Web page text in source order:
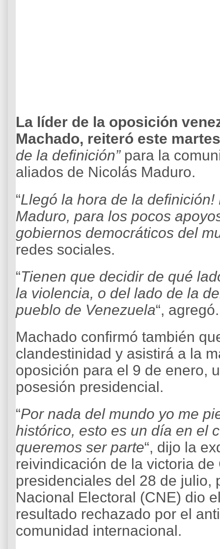
La líder de la oposición
Machado, reiteró este
de la definición”para la
aliados de Nicolás Maduro.
“Llegó la hora de la
Maduro, para los pocos
gobiernos democráticos del
redes sociales.
“Tienen que decidir de qué
la violencia, o del lado de la
pueblo de Venezuela“, agregó.
Machado confirmó también
clandestinidad y asistirá a la
oposición para el 9 de enero,
posesión presidencial.
“Por nada del mundo yo me
histórico, esto es un día en el
queremos ser parte“, dijo la
reivindicación de la victoria
presidenciales del 28 de julio,
Nacional Electoral (CNE) dio
resultado rechazado por el
comunidad internacional.